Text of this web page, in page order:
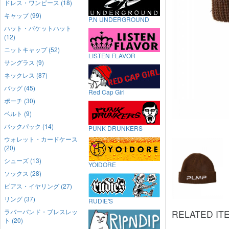
RELATED
ドレス・ワンピース (18)
キャップ (99)
ハット・バケットハット
(12)
ニットキャップ (52)
サングラス (9)
ネックレス (87)
バッグ (45)
ポーチ (30)
ベルト (9)
バックパック (14)
ウォレット・カードケース
(20)
シューズ (13)
ソックス (28)
ピアス・イヤリング (27)
リング (37)
ラバーバンド・ブレスレッ
ト (20)
P.N UNDERGROUND
LISTEN FLAVOR
Red Cap Girl
PUNK DRUNKERS
YOIDORE
RUDIE'S